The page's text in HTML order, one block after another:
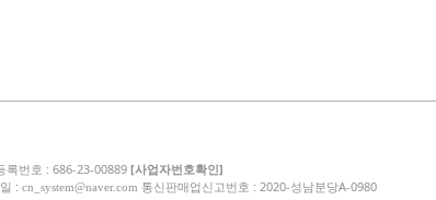
록번호 : 686-23-00889 [사업자번호확인]
: cn_system@naver.com 통신판매업신고번호 : 2020-성남분당A-0980